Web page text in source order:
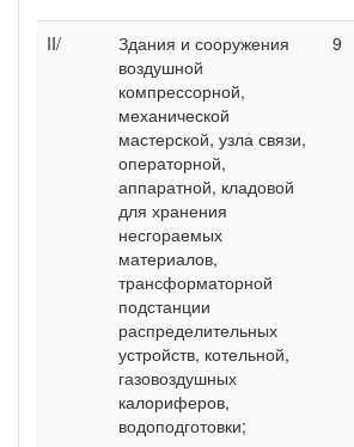
II/
Здания и сооружения
воздушной
компрессорной,
механической
мастерской, узла связи,
операторной,
аппаратной, кладовой
для хранения
несгораемых
материалов,
трансформаторной
подстанции
распределительных
устройств, котельной,
газовоздушных
калориферов,
водоподготовки;
9